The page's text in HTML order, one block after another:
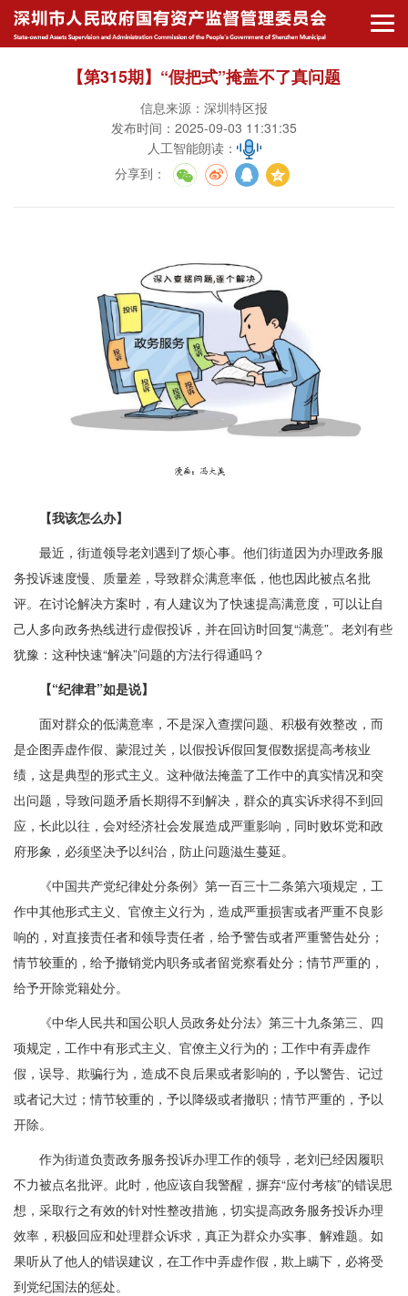
【第315期】“假把式”掩盖不了真问题
信息来源：深圳特区报
发布时间：2025-09-03 11:31:35
人工智能朗读：
分享到 ：
【我该怎么办】
最近，街道领导老刘遇到了烦心事。他们街道因为办理政务服
务投诉速度慢、质量差，导致群众满意率低，他也因此被点名批
评。在讨论解决方案时，有人建议为了快速提高满意度，可以让自
己人多向政务热线进行虚假投诉，并在回访时回复“满意”。老刘有些
犹豫：这种快速“解决”问题的方法行得通吗？
【“纪律君”如是说】
面对群众的低满意率，不是深入查摆问题、积极有效整改，而
是企图弄虚作假、蒙混过关，以假投诉假回复假数据提高考核业
绩，这是典型的形式主义。这种做法掩盖了工作中的真实情况和突
出问题，导致问题矛盾长期得不到解决，群众的真实诉求得不到回
应，长此以往，会对经济社会发展造成严重影响，同时败坏党和政
府形象，必须坚决予以纠治，防止问题滋生蔓延。
《中国共产党纪律处分条例》第一百三十二条第六项规定，工
作中其他形式主义、官僚主义行为，造成严重损害或者严重不良影
响的，对直接责任者和领导责任者，给予警告或者严重警告处分；
情节较重的，给予撤销党内职务或者留党察看处分；情节严重的，
给予开除党籍处分。
《中华人民共和国公职人员政务处分法》第三十九条第三、四
项规定，工作中有形式主义、官僚主义行为的；工作中有弄虚作
假，误导、欺骗行为，造成不良后果或者影响的，予以警告、记过
或者记大过；情节较重的，予以降级或者撤职；情节严重的，予以
开除。
作为街道负责政务服务投诉办理工作的领导，老刘已经因履职
不力被点名批评。此时，他应该自我警醒，摒弃“应付考核”的错误思
想，采取行之有效的针对性整改措施，切实提高政务服务投诉办理
效率，积极回应和处理群众诉求，真正为群众办实事、解难题。如
果听从了他人的错误建议，在工作中弄虚作假，欺上瞒下，必将受
到党纪国法的惩处。